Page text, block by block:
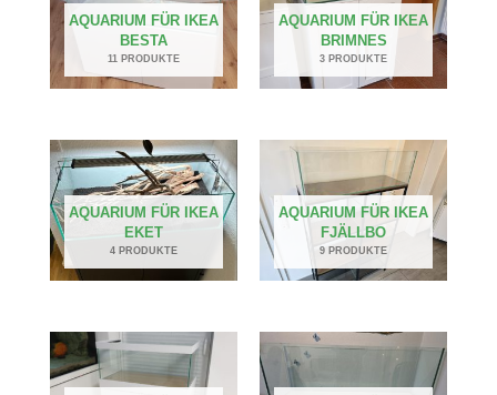
AQUARIUM FÜR IKEA
BESTA
11 PRODUKTE
AQUARIUM FÜR IKEA
BRIMNES
3 PRODUKTE
AQUARIUM FÜR IKEA
EKET
4 PRODUKTE
AQUARIUM FÜR IKEA
FJÄLLBO
9 PRODUKTE